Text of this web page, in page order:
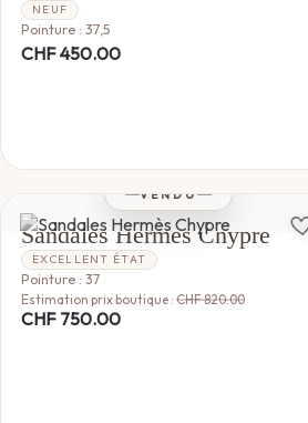
NEUF
Pointure : 37,5
CHF450.00
VENDU
HERMÈS
Sandales Hermès Chypre
EXCELLENT ÉTAT
Pointure : 37
Estimation prix boutique : CHF820.00
CHF750.00